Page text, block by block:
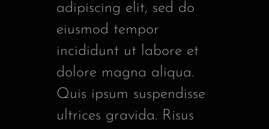
adipiscing elit, sed do
eiusmod tempor
incididunt ut labore et
dolore magna aliqua.
Quis ipsum suspendisse
ultrices gravida. Risus